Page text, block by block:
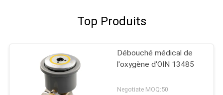
Top Produits
Débouché médical de
l'oxygène d'OIN 13485
Negotiate MOQ:50